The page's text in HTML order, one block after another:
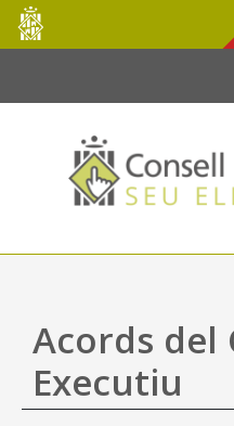
Salta al contingut principal
Consell
de
Mallorca
Acords del
Executiu